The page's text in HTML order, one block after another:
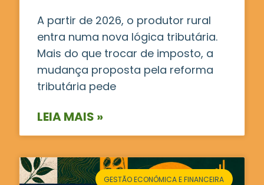
A partir de 2026, o produtor rural
entra numa nova lógica tributária.
Mais do que trocar de imposto, a
mudança proposta pela reforma
tributária pede
LEIA MAIS »
GESTÃO ECONÔMICA E FINANCEIRA